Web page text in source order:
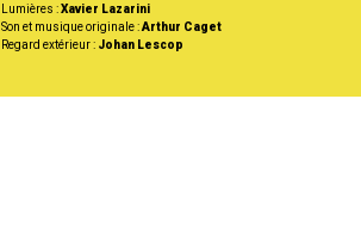
Lumières :Xavier Lazarini
Son et musique originale :Arthur Caget
Regard extérieur : Johan Lescop